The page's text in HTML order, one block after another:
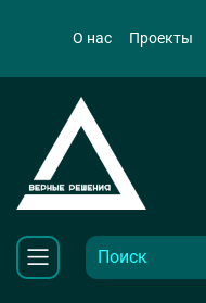
О нас Проекты